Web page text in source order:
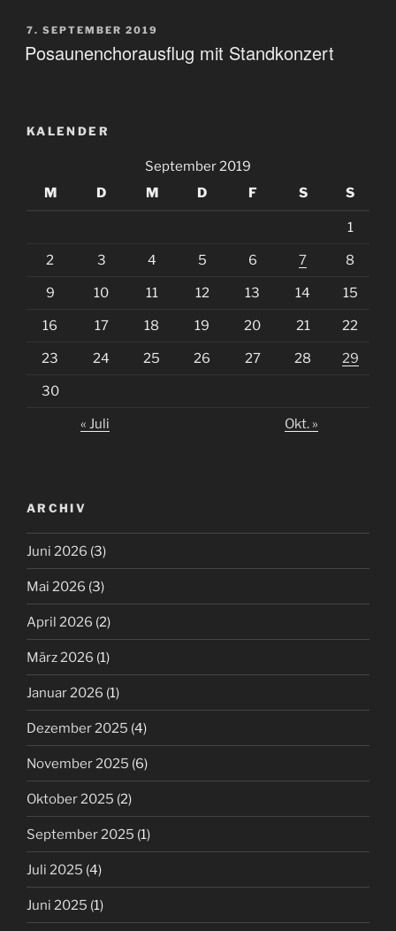
VERÖFFENTLICHT
AM
7. SEPTEMBER 2019
Posaunenchorausflug mit Standkonzert
KALENDER
September 2019
M
D M D F S S
1
2 3 4 5 6 7 8
9 10 11 12 13 14 15
16 17 18 19 20 21 22
23 24 25 26 27 28 29
30
« Juli Okt. »
ARCHIV
Juni 2026 (3)
Mai 2026 (3)
April 2026 (2)
März 2026 (1)
Januar 2026 (1)
Dezember 2025 (4)
November 2025 (6)
Oktober 2025 (2)
September 2025 (1)
Juli 2025 (4)
Juni 2025 (1)